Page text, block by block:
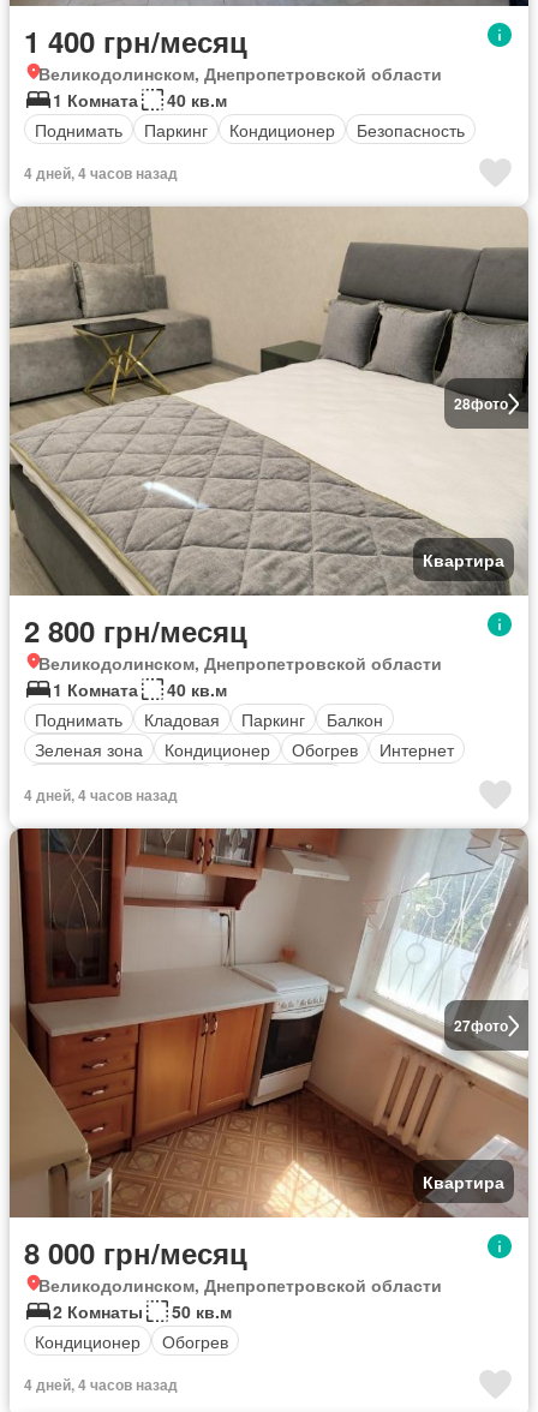
1 400 грн/месяц
Великодолинском, Днепропетровской области
1 Комната
40 кв.м
Поднимать
Паркинг Кондиционер Безопасность
4 дней, 4 часов назад
28фото
Квартира
2 800 грн/месяц
Великодолинском, Днепропетровской области
1 Комната
40 кв.м
Поднимать
Кладовая Паркинг
Балкон
Зеленая зона
Кондиционер Обогрев
Интернет
Полностью меблирована
4 дней, 4 часов назад
27фото
Квартира
8 000 грн/месяц
Великодолинском, Днепропетровской области
2 Комнаты
50 кв.м
Кондиционер
Обогрев
4 дней, 4 часов назад